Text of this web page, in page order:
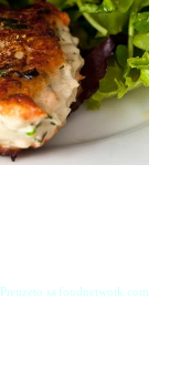
Preuzeto sa foodnetwork.com